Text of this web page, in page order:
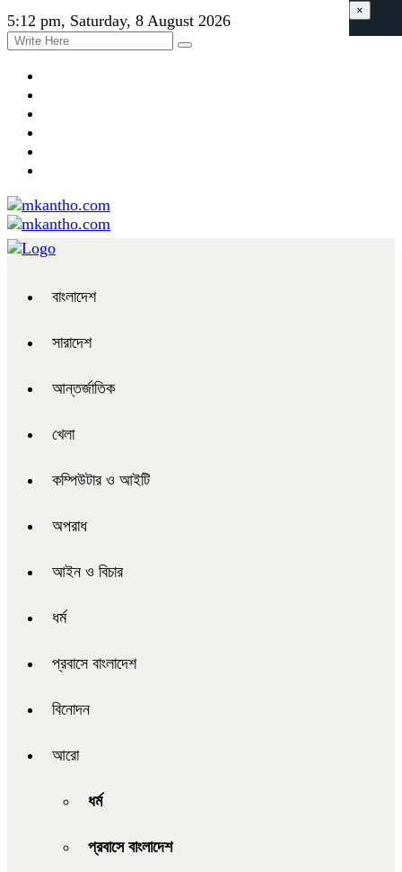
5:12 pm, Saturday, 8 August 2026
বাংলাদেশ
সারাদেশ
আন্তর্জাতিক
খেলা
কম্পিউটার ও আইটি
অপরাধ
আইন ও বিচার
ধর্ম
প্রবাসে বাংলাদেশ
বিনোদন
আরো
ধর্ম
প্রবাসে বাংলাদেশ
×